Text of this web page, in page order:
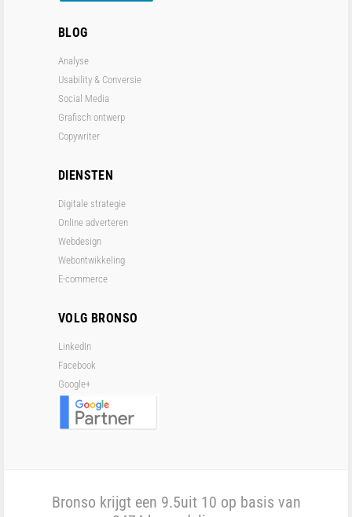
BLOG
Analyse
Usability & Conversie
Social Media
Grafisch ontwerp
Copywriter
DIENSTEN
Digitale strategie
Online adverteren
Webdesign
Webontwikkeling
E-commerce
VOLG BRONSO
LinkedIn
Facebook
Google+
Bronso krijgt een 9.5uit 10 op basis van